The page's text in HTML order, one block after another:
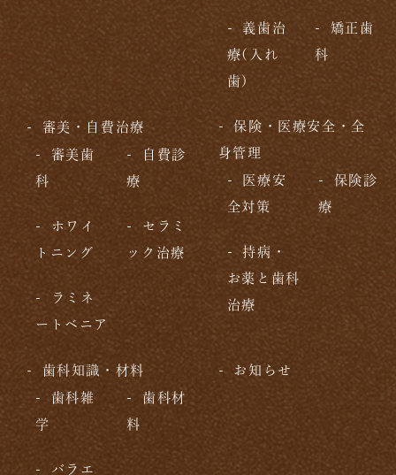
義歯治
療(入れ
歯)
矯正歯
科
審美・自費治療
審美歯
科
自費診
療
ホワイ
トニング
セラミ
ック治療
ラミネ
ートベニア
保険・医療安全・全
身管理
医療安
全対策
保険診
療
持病・
お薬と歯科
治療
歯科知識・材料
歯科雑
学
歯科材
料
バラエ
お知らせ